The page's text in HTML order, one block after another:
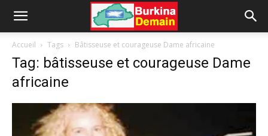
Accueil Tags Bâtisseuse et courageuse Dame africaine
Tag: bâtisseuse et courageuse Dame
africaine